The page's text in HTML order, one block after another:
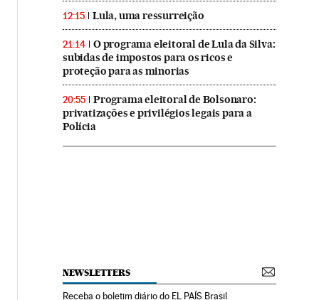
12:15 Lula, uma ressurreição
21:14
O programa eleitoral de Lula da Silva:
subidas de impostos para os ricos e
proteção para as minorias
20:55
Programa eleitoral de Bolsonaro:
privatizações e privilégios legais para a
Polícia
NEWSLETTERS
Receba o boletim diário do EL PAÍS Brasil